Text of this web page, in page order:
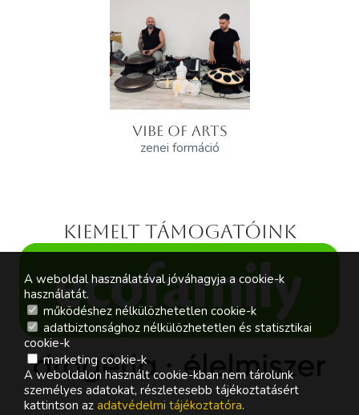
VIBE OF ARTS
zenei formáció
Kiemelt támogatóink
A weboldal használatával jóváhagyja a cookie-k
használatát.
működéshez nélkülözhetetlen cookie-k
adatbiztonsághoz nélkülözhetetlen és statisztikai
cookie-k
marketing cookie-k
A weboldalon használt cookie-kban nem tárolunk
személyes adatokat, részletesebb tájékoztatásért
kattintson az adatvédelmi tájékoztatóra.